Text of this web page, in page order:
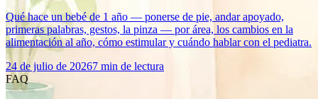
Qué hace un bebé de 1 año — ponerse de pie, andar apoyado,
primeras palabras, gestos, la pinza — por área, los cambios en la
alimentación al año, cómo estimular y cuándo hablar con el pediatra.
24 de julio de 20267 min de lectura
FAQ